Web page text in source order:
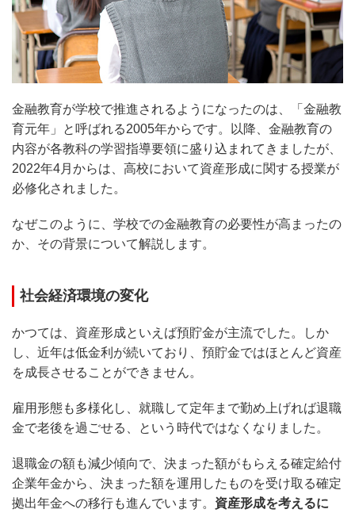
金融教育が学校で推進されるようになったのは、「金融教
育元年」と呼ばれる2005年からです。以降、金融教育の
内容が各教科の学習指導要領に盛り込まれてきましたが、
2022年4月からは、高校において資産形成に関する授業が
必修化されました。
なぜこのように、学校での金融教育の必要性が高まったの
か、その背景について解説します。
社会経済環境の変化
かつては、資産形成といえば預貯金が主流でした。しか
し、近年は低金利が続いており、預貯金ではほとんど資産
を成長させることができません。
雇用形態も多様化し、就職して定年まで勤め上げれば退職
金で老後を過ごせる、という時代ではなくなりました。
退職金の額も減少傾向で、決まった額がもらえる確定給付
企業年金から、決まった額を運用したものを受け取る確定
拠出年金への移行も進んでいます。 資産形成を考えるに